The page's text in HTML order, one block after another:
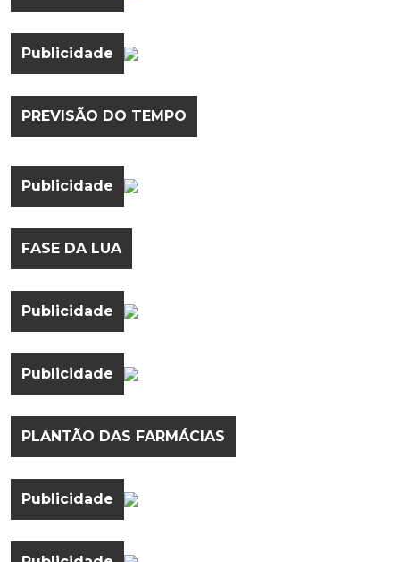
Publicidade
PREVISÃO DO TEMPO
Publicidade
FASE DA LUA
Publicidade
Publicidade
PLANTÃO DAS FARMÁCIAS
Publicidade